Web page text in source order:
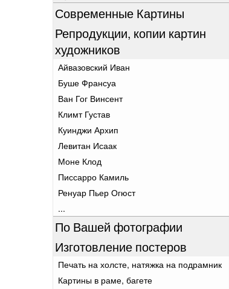
Современные Картины
Репродукции, копии картин
художников
Айвазовский Иван
Буше Франсуа
Ван Гог Винсент
Климт Густав
Куинджи Архип
Левитан Исаак
Моне Клод
Писсарро Камиль
Ренуар Пьер Огюст
...
По Вашей фотографии
Изготовление постеров
Печать на холсте, натяжка на подрамник
Картины в раме, багете